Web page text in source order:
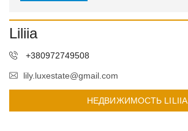
Liliia
+380972749508
lily.luxestate@gmail.com
НЕДВИЖИМОСТЬ LILIIA